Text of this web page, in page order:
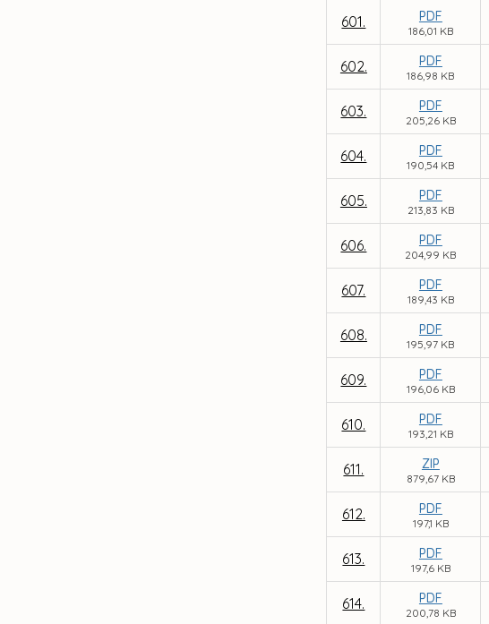
601. PDF
186,01 KB
602. PDF
186,98 KB
603. PDF
205,26 KB
604. PDF
190,54 KB
605. PDF
213,83 KB
606. PDF
204,99 KB
607. PDF
189,43 KB
608. PDF
195,97 KB
609. PDF
196,06 KB
610. PDF
193,21 KB
611. ZIP
879,67 KB
612. PDF
197,1 KB
613. PDF
197,6 KB
614. PDF
200,78 KB